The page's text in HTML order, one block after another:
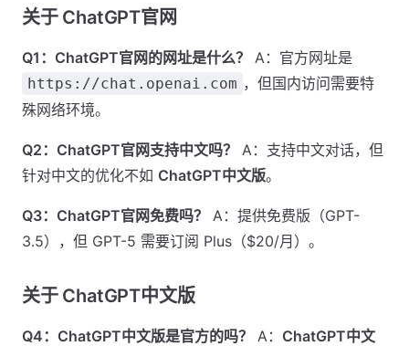
关于 ChatGPT官网
Q1：ChatGPT官网的网址是什么？ A：官方网址是
https://chat.openai.com ，但国内访问需要特
殊网络环境。
Q2：ChatGPT官网支持中文吗？
A：支持中文对话，但
针对中文的优化不如 ChatGPT中文版。
Q3：ChatGPT官网免费吗？
A：提供免费版（GPT-
3.5），但 GPT-5 需要订阅 Plus（$20/月）。
关于 ChatGPT中文版
Q4：ChatGPT中文版是官方的吗？ A： ChatGPT中文